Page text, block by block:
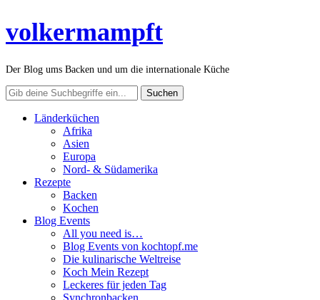
volkermampft
Der Blog ums Backen und um die internationale Küche
Länderküchen
Afrika
Asien
Europa
Nord- & Südamerika
Rezepte
Backen
Kochen
Blog Events
All you need is…
Blog Events von kochtopf.me
Die kulinarische Weltreise
Koch Mein Rezept
Leckeres für jeden Tag